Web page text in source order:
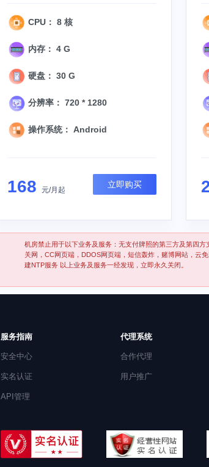
CPU： 8 核
内存： 4 G
硬盘： 30 G
分辨率： 720 * 1280
操作系统： Android
168 元/月起
立即购买
机房禁止用于以下业务及服务：无支付牌照的第三方及第四
关网，CC网页端，DDOS网页端，短信轰炸，赌博网站，云
建NTP服务 以上业务及服务一经发现，立即永久关闭。
服务指南
安全中心
实名认证
API管理
代理系统
合作代理
用户推广